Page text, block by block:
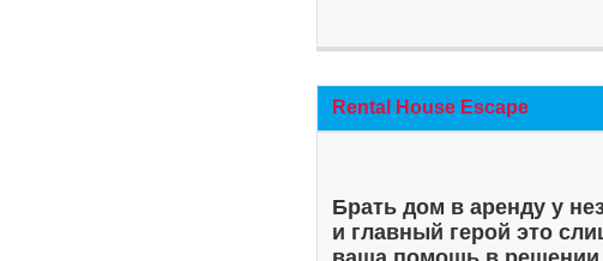
Rental House Escape
Брать дом в аренду у
и главный герой это